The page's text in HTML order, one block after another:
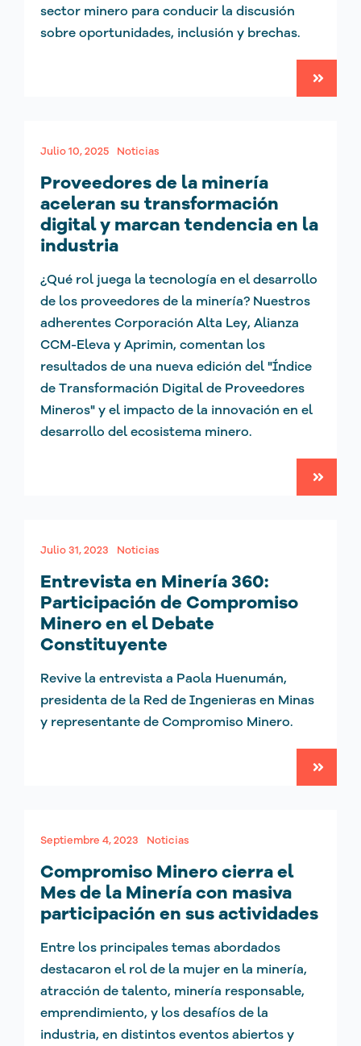
sector minero para conducir la discusión
sobre oportunidades, inclusión y brechas.
Julio 10, 2025 Noticias
Proveedores de la minería
aceleran su transformación
digital y marcan tendencia en la
industria
¿Qué rol juega la tecnología en el desarrollo
de los proveedores de la minería? Nuestros
adherentes Corporación Alta Ley, Alianza
CCM-Eleva y Aprimin, comentan los
resultados de una nueva edición del "Índice
de Transformación Digital de Proveedores
Mineros" y el impacto de la innovación en el
desarrollo del ecosistema minero.
Julio 31, 2023 Noticias
Entrevista en Minería 360:
Participación de Compromiso
Minero en el Debate
Constituyente
Revive la entrevista a Paola Huenumán,
presidenta de la Red de Ingenieras en Minas
y representante de Compromiso Minero.
Septiembre 4, 2023 Noticias
Compromiso Minero cierra el
Mes de la Minería con masiva
participación en sus actividades
Entre los principales temas abordados
destacaron el rol de la mujer en la minería,
atracción de talento, minería responsable,
emprendimiento, y los desafíos de la
industria, en distintos eventos abiertos y